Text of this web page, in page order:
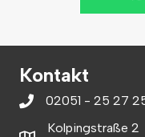
Kontakt
02051 - 25 27
Kolpingstraße 2